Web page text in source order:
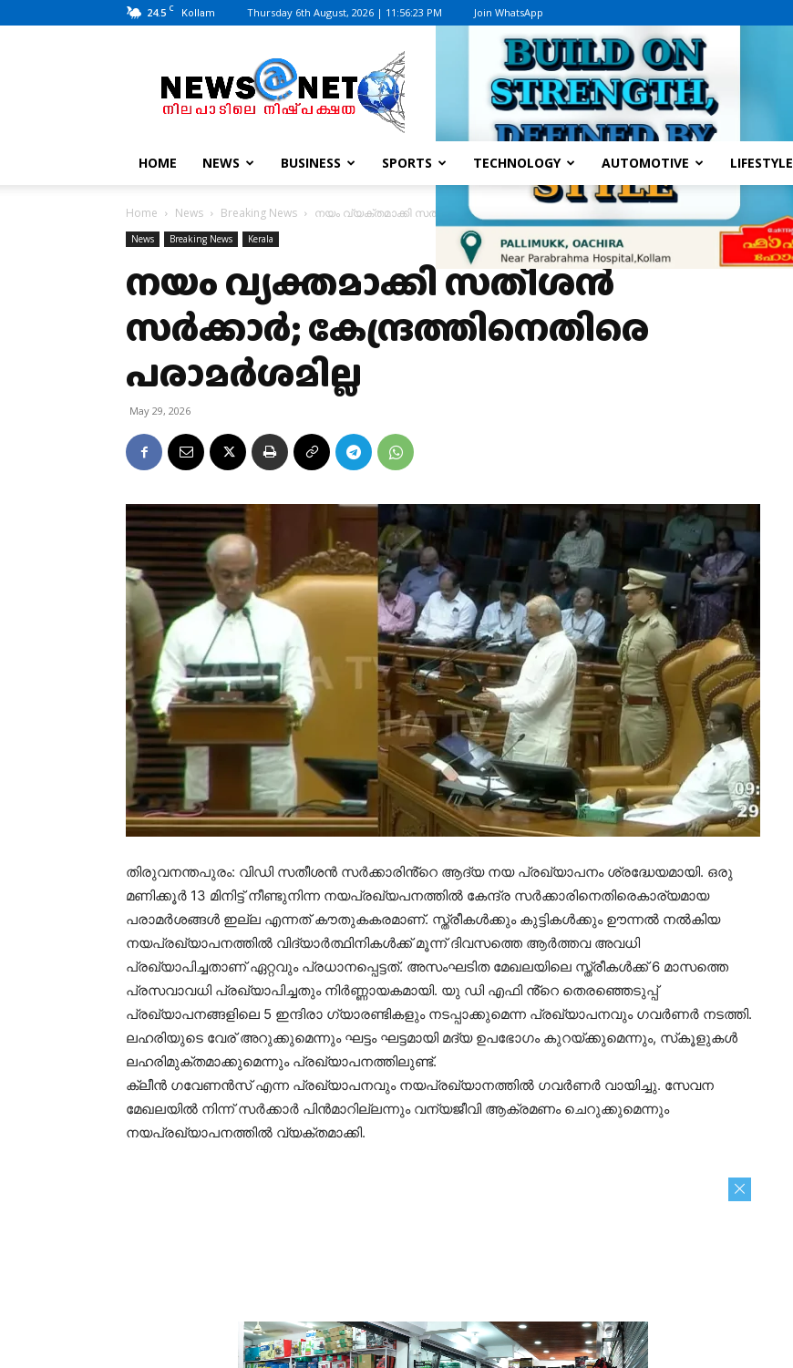
24.5 C Kollam Thursday 6th August, 2026 | 11:56:23 PM Join WhatsApp
News@Net
|
www.newsatnet.com
HOME NEWS BUSINESS SPORTS TECHNOLOGY AUTOMOTIVE LIFESTYLE
Home News Breaking News നയം വ്യക്തമാക്കി സതീശൻ സർക്കാർ; കേന്ദ്രത്തിനെതിരെ പരാമർശമില്ല
News Breaking News Kerala
നയം വ്യക്തമാക്കി സതീശൻ
സർക്കാർ; കേന്ദ്രത്തിനെതിരെ
പരാമർശമില്ല
May 29, 2026
തിരുവനന്തപുരം: വിഡി സതീശൻ സർക്കാരിൻ്റെ ആദ്യ നയ പ്രഖ്യാപനം ശ്രദ്ധേയമായി. ഒരു
മണിക്കൂർ 13 മിനിട്ട് നീണ്ടുനിന്ന നയപ്രഖ്യപനത്തിൽ കേന്ദ്ര സർക്കാരിനെതിരെകാര്യമായ
പരാമർശങ്ങൾ ഇല്ല എന്നത് കൗതുകകരമാണ്. സ്ത്രീകൾക്കും കുട്ടികൾക്കും ഊന്നൽ നൽകിയ
നയപ്രഖ്യാപനത്തിൽ വിദ്യാർത്ഥിനികൾക്ക് മൂന്ന് ദിവസത്തെ ആർത്തവ അവധി
പ്രഖ്യാപിച്ചതാണ് ഏറ്റവും പ്രധാനപ്പെട്ടത്. അസംഘടിത മേഖലയിലെ സ്ത്രീകൾക്ക് 6 മാസത്തെ
പ്രസവാവധി പ്രഖ്യാപിച്ചതും നിർണ്ണായകമായി. യു ഡി എഫി ൻ്റെ തെരഞ്ഞെടുപ്പ്
പ്രഖ്യാപനങ്ങളിലെ 5 ഇന്ദിരാ ഗ്യാരണ്ടികളും നടപ്പാക്കുമെന്ന പ്രഖ്യാപനവും ഗവർണർ നടത്തി.
ലഹരിയുടെ വേര് അറുക്കുമെന്നും ഘട്ടം ഘട്ടമായി മദ്യ ഉപഭോഗം കുറയ്ക്കുമെന്നും, സ്‌കൂളുകൾ
ലഹരിമുക്തമാക്കുമെന്നും പ്രഖ്യാപനത്തിലുണ്ട്.
ക്ലീൻ ഗവേണൻസ് എന്ന പ്രഖ്യാപനവും നയപ്രഖ്യാനത്തിൽ ഗവർണർ വായിച്ചു. സേവന
മേഖലയിൽ നിന്ന് സർക്കാർ പിൻമാറില്ലന്നും വന്യജീവി ആക്രമണം ചെറുക്കുമെന്നും
നയപ്രഖ്യാപനത്തിൽ വ്യക്തമാക്കി.